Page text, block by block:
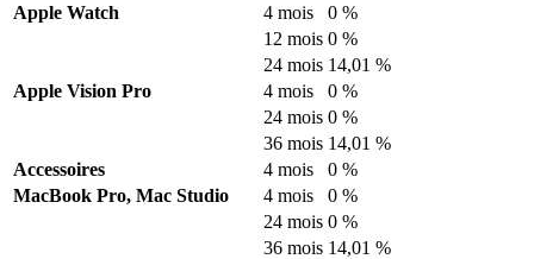
Apple Watch
4 mois
0 %
12 mois 0 %
24 mois 14,01 %
Apple Vision Pro
4 mois
0 %
24 mois 0 %
36 mois 14,01 %
Accessoires
4 mois
0 %
MacBook Pro, Mac Studio
4 mois
0 %
24 mois 0 %
36 mois 14,01 %